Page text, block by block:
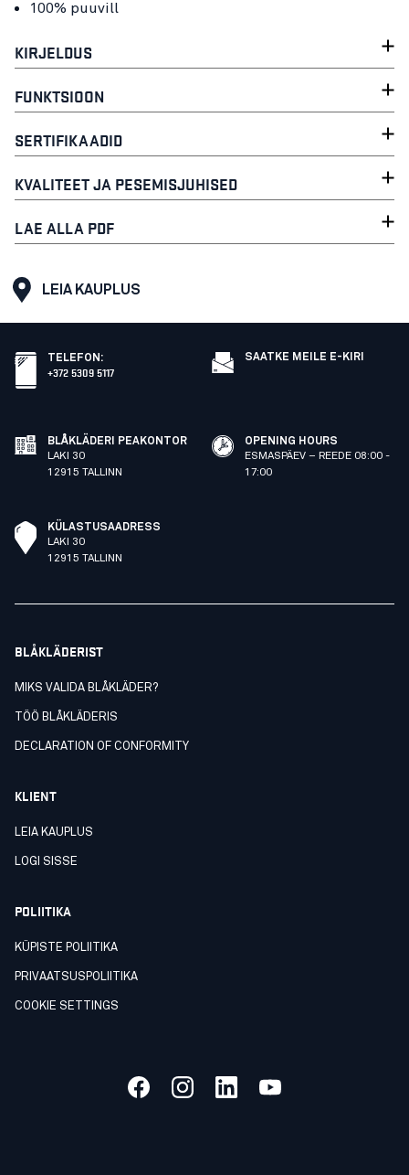
100% puuvill
KIRJELDUS
FUNKTSIOON
SERTIFIKAADID
KVALITEET JA PESEMISJUHISED
LAE ALLA PDF
LEIA KAUPLUS
TELEFON :
+372 5309 5117
SAATKE MEILE E-KIRI
BLÅKLÄDERI PEAKONTOR
LAKI 30
12915 TALLINN
OPENING HOURS
ESMASPÄEV – REEDE 08:00 -
17:00
KÜLASTUSAADRESS
LAKI 30
12915 TALLINN
BLÅKLÄDERIST
MIKS VALIDA BLÅKLÄDER?
TÖÖ BLÅKLÄDERIS
DECLARATION OF CONFORMITY
KLIENT
LEIA KAUPLUS
LOGI SISSE
POLIITIKA
KÜPISTE POLIITIKA
PRIVAATSUSPOLIITIKA
COOKIE SETTINGS